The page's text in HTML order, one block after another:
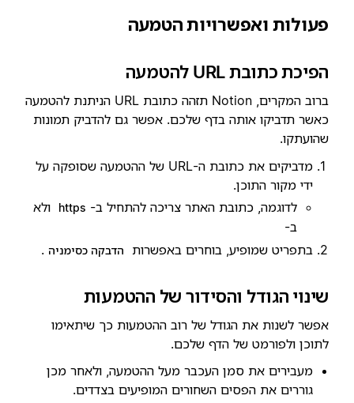
פעולות ואפשרויות הטמעה
הפיכת כתובת URL להטמעה
ברוב המקרים, Notion תזהה כתובת URL הניתנת להטמעה
כאשר תדביקו אותה בדף שלכם. אפשר גם להדביק תמונות
שהועתקו.
מדביקים את כתובת ה-URL של ההטמעה שסופקה על
ידי מקור התוכן.
לדוגמה, כתובת האתר צריכה להתחיל ב- https
ולא
ב-
בתפריט שמופיע, בוחרים באפשרות
הדבקה כסימניה .
שינוי הגודל והסידור של ההטמעות
אפשר לשנות את הגודל של רוב ההטמעות כך שיתאימו
לתוכן ולפורמט של הדף שלכם.
מעבירים את סמן העכבר מעל ההטמעה, ולאחר מכן
גוררים את הפסים השחורים המופיעים בצדדים.